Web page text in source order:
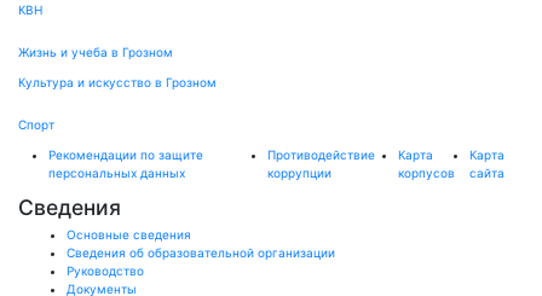
КВН
Жизнь и учеба в Грозном
Культура и искусство в Грозном
Спорт
Рекомендации по защите
персональных данных
Противодействие
коррупции
Карта
корпусов
Карта
сайта
Сведения
Основные сведения
Сведения об образовательной организации
Руководство
Документы